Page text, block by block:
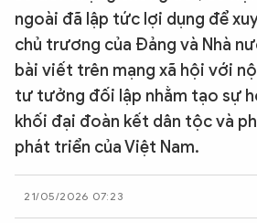
PHÁP LUẬT
CÔNG NGHỆ
QUỐC TẾ
VĂN HÓA - THỂ THAO
ngoài đã lập tức lợi dụng để
chủ trương của Đảng và Nhà
bài viết trên mạng xã hội với
tư tưởng đối lập nhằm tạo sự
khối đại đoàn kết dân tộc và
phát triển của Việt Nam.
21/05/2026 07:23